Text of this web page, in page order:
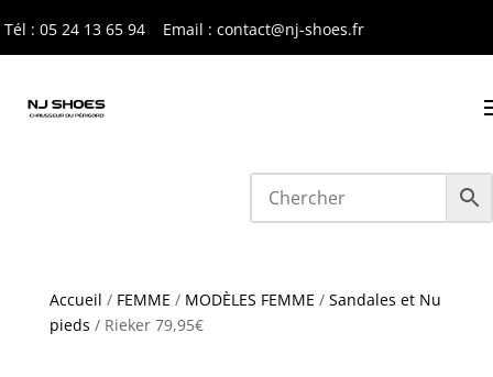
Tél : 05 24 13 65 94 Email : contact@nj-shoes.fr
Accueil / FEMME / MODÈLES FEMME / Sandales et Nu
pieds / Rieker 79,95€